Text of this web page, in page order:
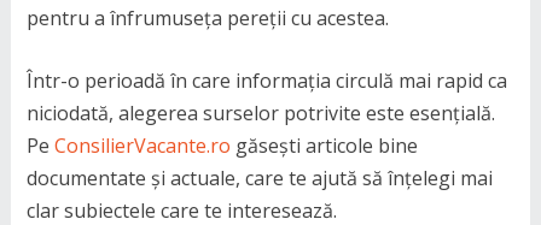
pentru a înfrumuseța pereții cu acestea.
Într-o perioadă în care informația circulă mai rapid ca
niciodată, alegerea surselor potrivite este esențială.
Pe ConsilierVacante.ro găsești articole bine
documentate și actuale, care te ajută să înțelegi mai
clar subiectele care te interesează.